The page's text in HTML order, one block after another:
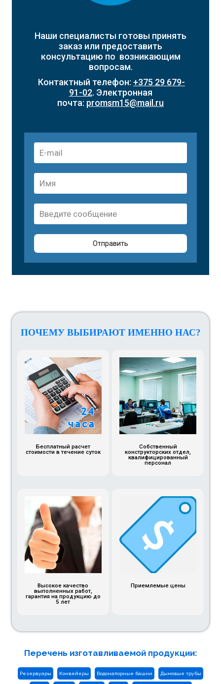
Наши специалисты готовы принять
заказ или предоставить
консультацию по возникающим
вопросам.
Контактный телефон: +375 29 679-
91-02. Электронная
почта: promsm15@mail.ru
Отправить
ПОЧЕМУ ВЫБИРАЮТ ИМЕННО НАС?
Бесплатный расчет
стоимости в течение суток
Собственный
конструкторских отдел,
квалифицированный
персонал
Высокое качество
выполненных работ,
гарантия на продукцию до
5 лет
Приемлемые цены
Перечень изготавливаемой продукции:
Резервуары Конвейеры Водонапорные башни Дымовые трубы